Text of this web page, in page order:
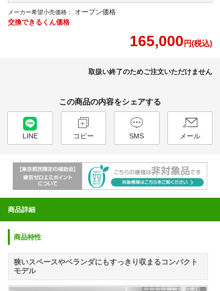
メーカー希望小売価格：
オープン価格
交換できるくん価格
165,000 円(税込)
取扱い終了のためご注文いただけません
この商品の内容をシェアする
LINE コピー SMS メール
商品詳細
商品特性
狭いスペースやベランダにもすっきり収まるコンパクト
モデル